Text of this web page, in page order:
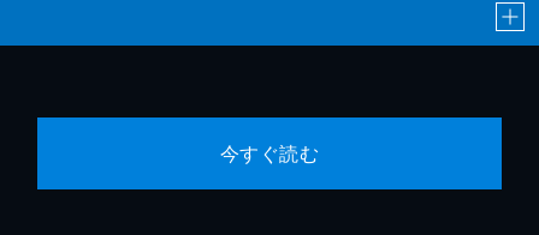
今すぐ読む